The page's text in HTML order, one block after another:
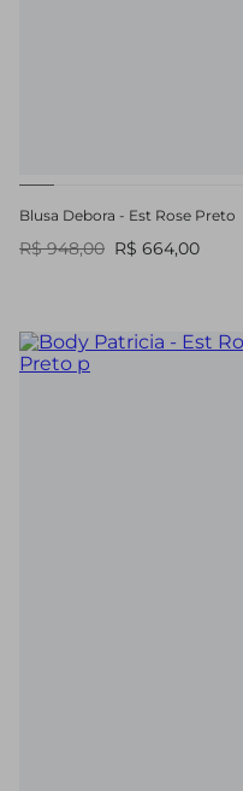
Blusa Debora - Est Rose Preto
R$ 948,00 R$ 664,00